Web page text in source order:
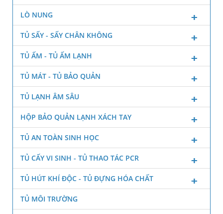
LÒ NUNG
TỦ SẤY - SẤY CHÂN KHÔNG
TỦ ẤM - TỦ ẤM LẠNH
TỦ MÁT - TỦ BẢO QUẢN
TỦ LẠNH ÂM SÂU
HỘP BẢO QUẢN LẠNH XÁCH TAY
TỦ AN TOÀN SINH HỌC
TỦ CẤY VI SINH - TỦ THAO TÁC PCR
TỦ HÚT KHÍ ĐỘC - TỦ ĐỰNG HÓA CHẤT
TỦ MÔI TRƯỜNG